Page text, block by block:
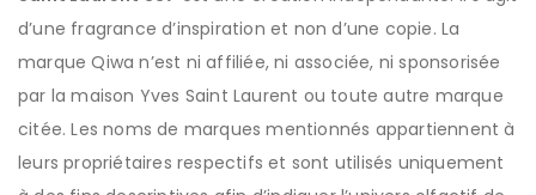
d’une fragrance d’inspiration et non d’une copie. La
marque Qiwa n’est ni affiliée, ni associée, ni sponsorisée
par la maison Yves Saint Laurent ou toute autre marque
citée. Les noms de marques mentionnés appartiennent à
leurs propriétaires respectifs et sont utilisés uniquement